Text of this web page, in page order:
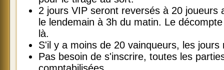
2 jours VIP seront reversés à 20 joueurs
le lendemain à 3h du matin. Le
là.
S'il y a moins de 20 vainqueurs, les
Pas besoin de s'inscrire, toutes les